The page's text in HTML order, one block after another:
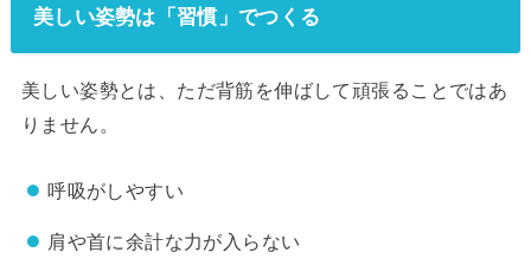
美しい姿勢は「習慣」でつくる
美しい姿勢とは、ただ背筋を伸ばして頑張ることではあ
りません。
呼吸がしやすい
肩や首に余計な力が入らない